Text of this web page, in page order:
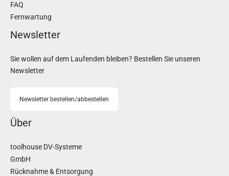
FAQ
Fernwartung
Newsletter
Sie wollen auf dem Laufenden bleiben? Bestellen Sie unseren
Newsletter
Newsletter bestellen/abbestellen
Über
toolhouse DV-Systeme
GmbH
Rücknahme & Entsorgung